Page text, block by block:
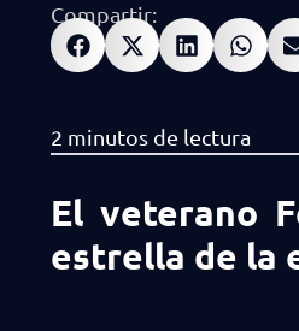
Compartir:
El veterano
estrella de la